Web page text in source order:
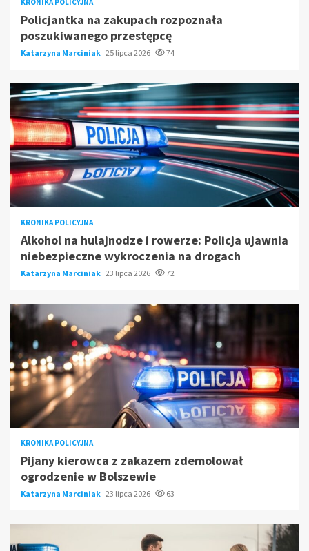
KRONIKA POLICYJNA
Policjantka na zakupach rozpoznała
poszukiwanego przestępcę
Katarzyna Marciniak 25 lipca 2026 74
KRONIKA POLICYJNA
Alkohol na hulajnodze i rowerze: Policja ujawnia
niebezpieczne wykroczenia na drogach
Katarzyna Marciniak 23 lipca 2026 72
KRONIKA POLICYJNA
Pijany kierowca z zakazem zdemolował
ogrodzenie w Bolszewie
Katarzyna Marciniak 23 lipca 2026 63